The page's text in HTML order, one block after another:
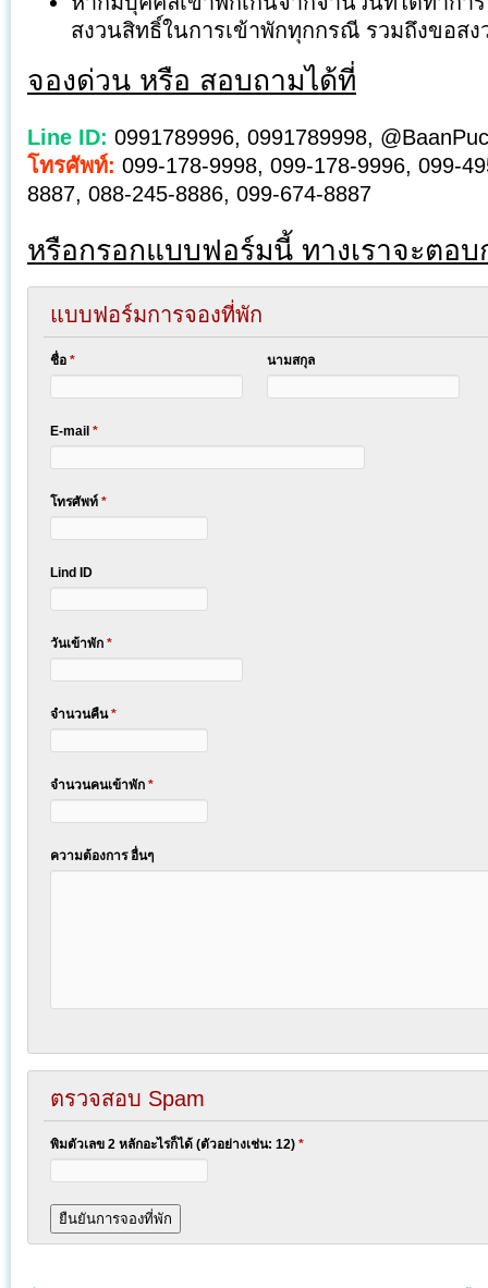
สงวนสิทธิ์ในการเข้าพักทุกกรณี รวมถึงขอส
จองด่วน หรือ สอบถามได้ที่
Line ID: 0991789996, 0991789998,
โทรศัพท์: 099-178-9998, 099-178-9996, 099-
8887, 088-245-8886, 099-674-8887
หรือกรอกแบบฟอร์มนี้ ทางเราจะตอ
แบบฟอร์มการจองที่พัก
ชื่อ * นามสกุล
E-mail *
โทรศัพท์ *
Lind ID
วันเข้าพัก *
จำนวนคืน*
จำนวนคนเข้าพัก *
ความต้องการ อื่นๆ
ตรวจสอบ Spam
พิมตัวเลข 2 หลักอะไรก็ได้ (ตัวอย่างเช่น: 12) *